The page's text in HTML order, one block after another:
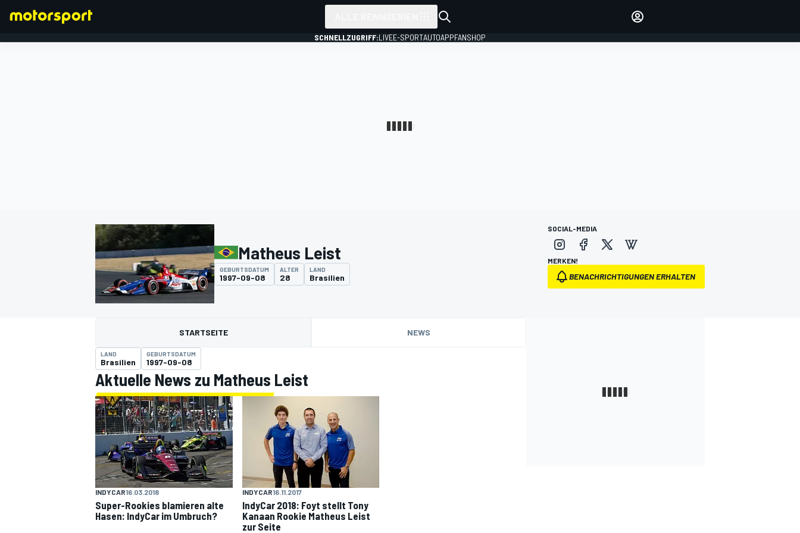
MOTOGP
EINLOGGEN
SCHNELLZUGRIFF:LIVEE-SPORTAUTOAPPFANSHOP
Matheus Leist
GEBURTSDATUM
1997-09-08
ALTER
28
LAND
Brasilien
SOCIAL-MEDIA
MERKEN!
BENACHRICHTIGUNGEN ERHALTEN
STARTSEITE NEWS
LAND
Brasilien
GEBURTSDATUM
1997-09-08
Aktuelle News zu Matheus Leist
INDYCAR16.03.2018
Super-Rookies blamieren alte
Hasen: IndyCar im Umbruch?
INDYCAR16.11.2017
IndyCar 2018: Foyt stellt Tony
Kanaan Rookie Matheus Leist
zur Seite